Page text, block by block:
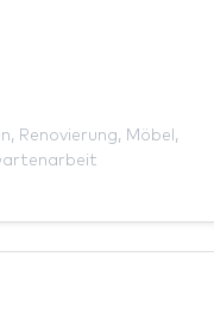
, Renovierung, Möbel ,